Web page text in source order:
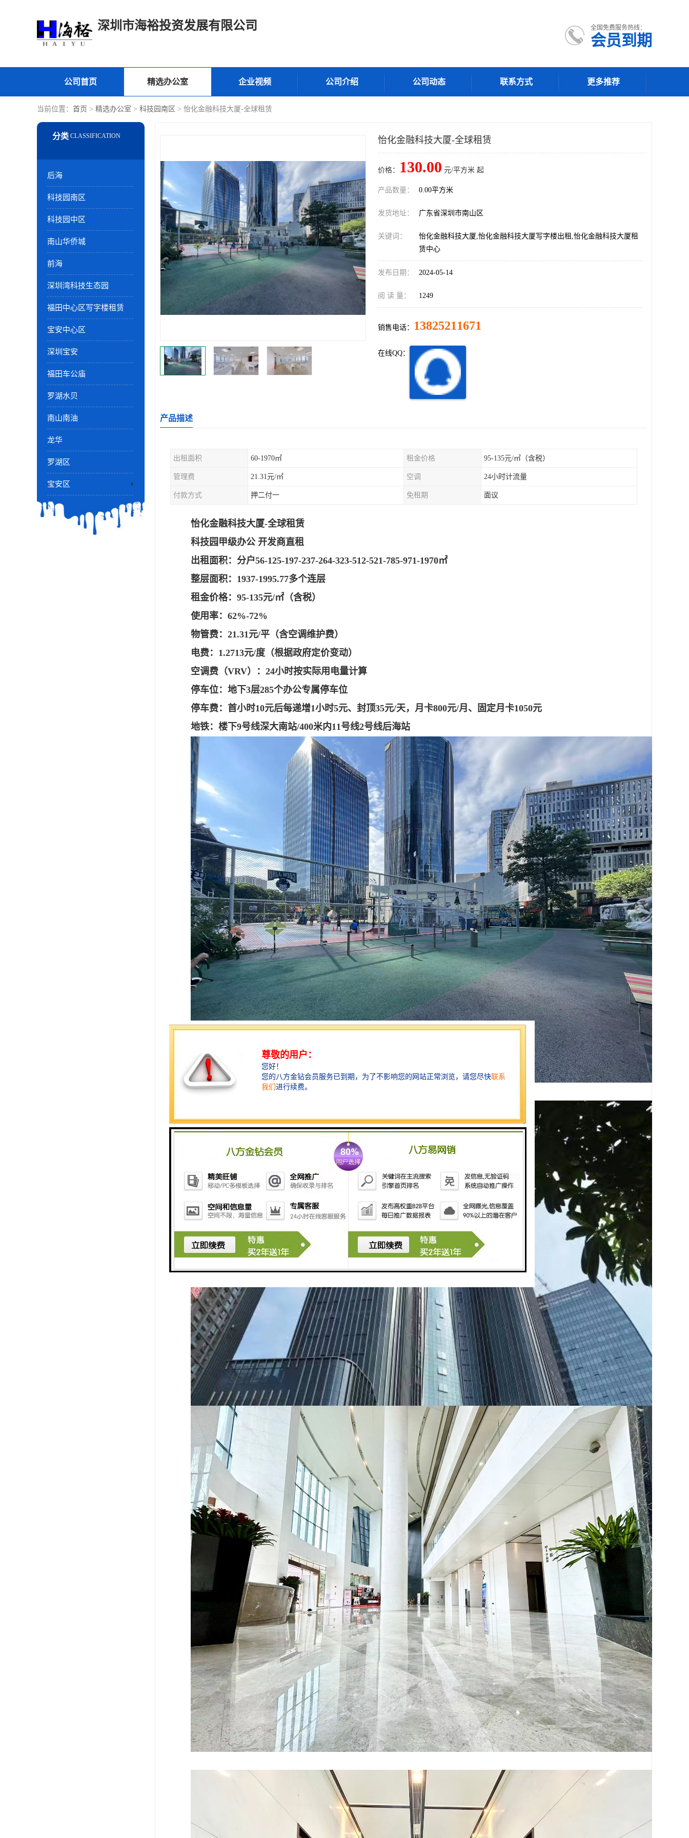
深圳市海裕投资发展有限公司 全国免费服务热线：
会员到期
公司首页 精选办公室 企业视频 公司介绍 公司动态 联系方式 更多推荐
当前位置： 首页 > 精选办公室 > 科技园南区 > 怡化金融科技大厦-全球租赁
后海
科技园南区
科技园中区
南山华侨城
前海
深圳湾科技生态园
福田中心区写字楼租赁
宝安中心区
深圳宝安
福田车公庙
罗湖水贝
南山南油
龙华
罗湖区
宝安区
怡化金融科技大厦-全球租赁
价格： 130.00 元/平方米 起
产品数量： 0.00平方米
发货地址： 广东省深圳市南山区
关键词：
怡化金融科技大厦,怡化金融科技大厦写字楼出租,怡化金融科技大厦租
赁中心
发布日期： 2024-05-14
阅 读 量： 1249
销售电话： 13825211671
在线QQ：
产品描述
出租面积 60-1970㎡ 租金价格 95-135元/㎡（含税）
管理费 21.31元/㎡ 空调 24小时计流量
付款方式 押二付一 免租期 面议
怡化金融科技大厦-全球租赁
科技园甲级办公 开发商直租
出租面积：分户56-125-197-237-264-323-512-521-785-971-1970㎡
整层面积：1937-1995.77多个连层
租金价格：95-135元/㎡（含税）
使用率：62%-72%
物管费：21.31元/平（含空调维护费）
电费：1.2713元/度（根据政府定价变动）
空调费（VRV）：24小时按实际用电量计算
停车位：地下3层285个办公专属停车位
停车费：首小时10元后每递增1小时5元、封顶35元/天，月卡800元/月、固定月卡1050元
地铁： 楼下9号线深大南站/400米内11号线2号线后海站